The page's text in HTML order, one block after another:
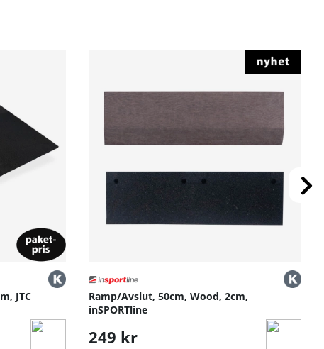
JTC
Ramp/Avslut, 50cm, Wood, 2cm,
inSPORTline
249 kr